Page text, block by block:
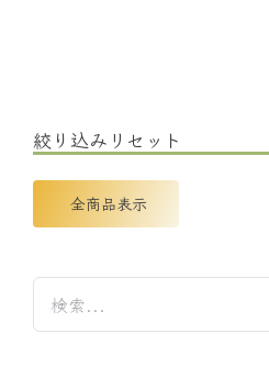
絞り込みリセット
全商品表示